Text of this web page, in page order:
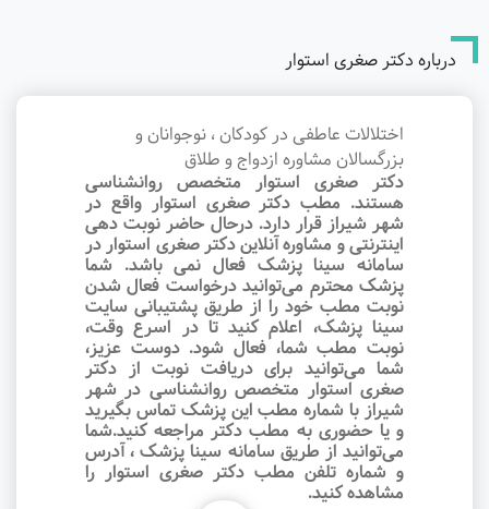
درباره دکتر صغری استوار
اختلالات عاطفی در کودکان ، نوجوانان و
بزرگسالان مشاوره ازدواج و طلاق
دکتر صغری استوار متخصص روانشناسی
هستند. مطب دکتر صغری استوار واقع در
شهر شیراز قرار دارد. درحال حاضر نوبت‌ دهی
اینترنتی و مشاوره آنلاین دکتر صغری استوار در
سامانه سینا پزشک فعال نمی باشد. شما
پزشک محترم می‌توانید درخواست فعال شدن
نوبت مطب خود را از طریق پشتیبانی سایت
سینا پزشک، اعلام کنید تا در اسرع وقت‌،
نوبت مطب شما، فعال شود. دوست عزیز،
شما می‌توانید برای دریافت نوبت از دکتر
صغری استوار متخصص روانشناسی در شهر
شیراز با شماره مطب این پزشک تماس بگیرید
و یا حضوری به مطب دکتر مراجعه کنید.شما
می‌توانید از طریق سامانه سینا پزشک ، آدرس
و شماره تلفن مطب دکتر صغری استوار را
مشاهده کنید.